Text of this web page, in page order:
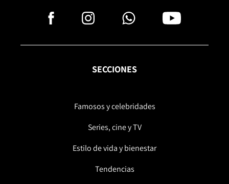
SECCIONES
Famosos y celebridades
Series, cine y TV
Estilo de vida y bienestar
Tendencias